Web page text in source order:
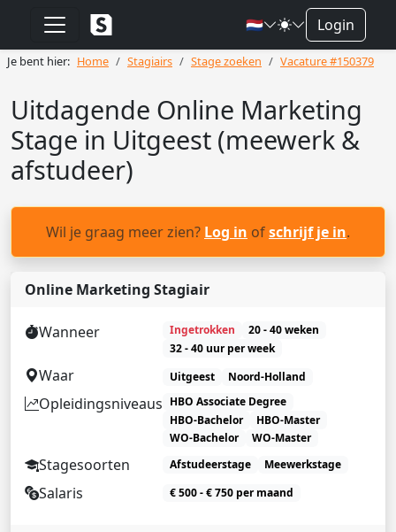
🇳🇱 Login
Je bent hier: Home Stagiairs Stage zoeken Vacature #150379
Uitdagende Online Marketing
Stage in Uitgeest (meewerk &
afstudeer)
Wil je graag meer zien? Log in ofschrijf je in.
Online Marketing Stagiair
Wanneer Ingetrokken
20 - 40 weken
32 - 40 uur per week
Waar Uitgeest Noord-Holland
Opleidingsniveaus HBO Associate Degree
HBO-Bachelor
HBO-Master
WO-Bachelor
WO-Master
Stagesoorten Afstudeerstage Meewerkstage
Salaris € 500 - € 750 per maand